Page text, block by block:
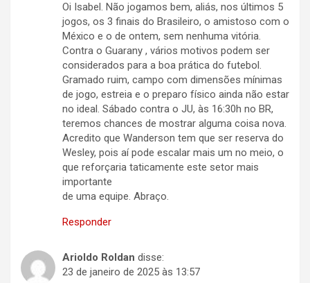
Oi Isabel. Não jogamos bem, aliás, nos últimos 5
jogos, os 3 finais do Brasileiro, o amistoso com o
México e o de ontem, sem nenhuma vitória.
Contra o Guarany , vários motivos podem ser
considerados para a boa prática do futebol.
Gramado ruim, campo com dimensões mínimas
de jogo, estreia e o preparo físico ainda não estar
no ideal. Sábado contra o JU, às 16:30h no BR,
teremos chances de mostrar alguma coisa nova.
Acredito que Wanderson tem que ser reserva do
Wesley, pois aí pode escalar mais um no meio, o
que reforçaria taticamente este setor mais
importante
de uma equipe. Abraço.
Responder
Arioldo Roldan disse:
23 de janeiro de 2025 às 13:57